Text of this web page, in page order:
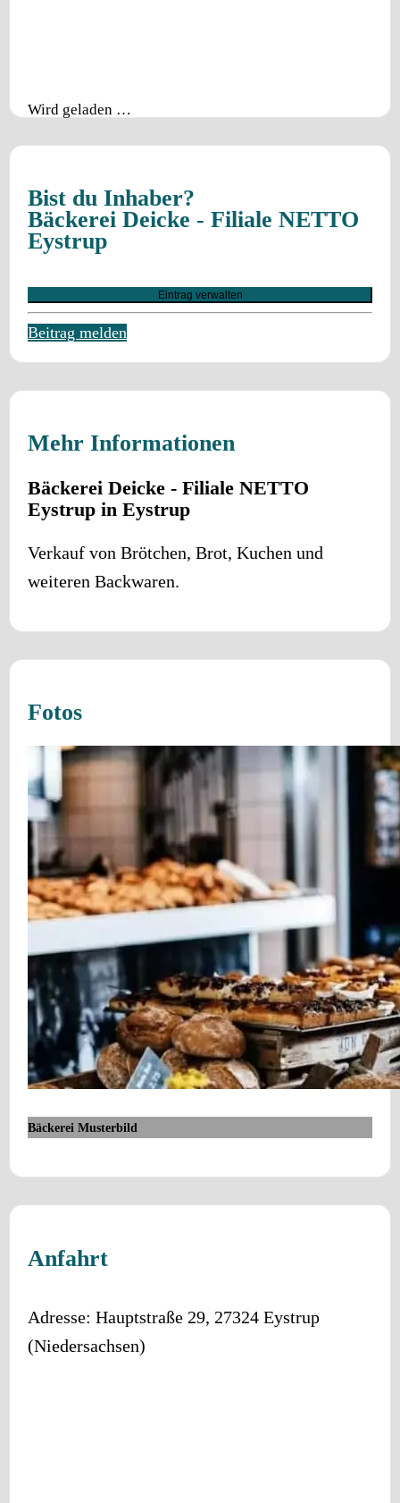
Wird geladen …
Bist du Inhaber?
Bäckerei Deicke - Filiale NETTO
Eystrup
Eintrag verwalten
Beitrag melden
Mehr Informationen
Bäckerei Deicke - Filiale NETTO
Eystrup in Eystrup
Verkauf von Brötchen, Brot, Kuchen und
weiteren Backwaren.
Fotos
Bäckerei Musterbild
Anfahrt
Adresse: Hauptstraße 29, 27324 Eystrup
(Niedersachsen)